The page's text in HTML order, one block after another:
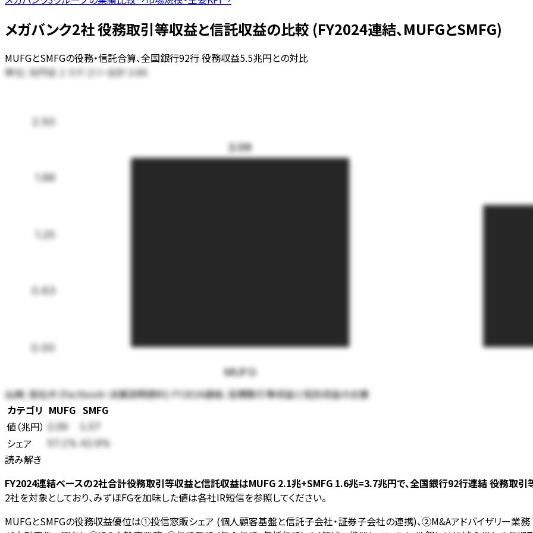
メガバンク2社 役務取引等収益と信託収益の比較 (FY2024連結、MUFGとSMFG)
MUFGとSMFGの役務・信託合算、全国銀行92行 役務収益5.5兆円との対比
単位:
兆円全 カテゴリ・合計 3.66
0.00
0.63
1.25
1.88
2.50
2.09
MUFG
出典:各社IR (Factbook・決算説明資料) FY2024連結、役務取引等収益と信託収益の合算
カテゴリ MUFG SMFG
値（兆円） 2.09 1.57
シェア 57.1 % 42.9%
読み解き
FY2024連結ベースの2社合計役務取引等収益と信託収益はMUFG 2.1兆+SMFG 1.6兆=3.7兆円で、全国銀行92行連結 役務取
2社を対象としており、みずほFGを加味した値は各社IR短信を参照してください。
MUFGとSMFGの役務収益優位は①投信窓販シェア (個人顧客基盤と信託子会社・証券子会社の連携)、②M&Aアドバイザリー業務